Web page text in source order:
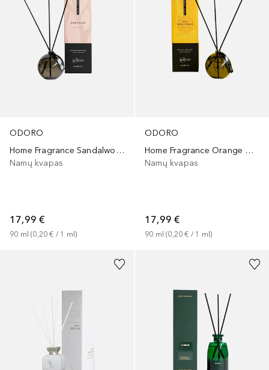
ODORO
Home Fragrance Sandalwood
Namų kvapas
17,99 €
90 ml (0,20 € / 1 ml)
ODORO
Home Fragrance Orange Chilli
Namų kvapas
17,99 €
90 ml (0,20 € / 1 ml)